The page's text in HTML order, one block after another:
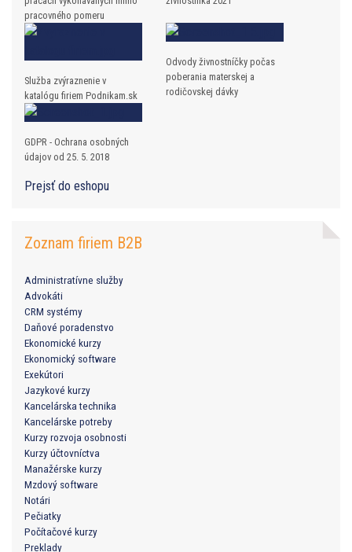
pracovného pomeru
Služba zvýraznenie v
katalógu firiem Podnikam.sk
Odvody živnostníčky počas
poberania materskej a
rodičovskej dávky
GDPR - Ochrana osobných
údajov od 25. 5. 2018
Prejsť do eshopu
Zoznam firiem B2B
Administratívne služby
Advokáti
CRM systémy
Daňové poradenstvo
Ekonomické kurzy
Ekonomický software
Exekútori
Jazykové kurzy
Kancelárska technika
Kancelárske potreby
Kurzy rozvoja osobnosti
Kurzy účtovníctva
Manažérske kurzy
Mzdový software
Notári
Pečiatky
Počítačové kurzy
Preklady